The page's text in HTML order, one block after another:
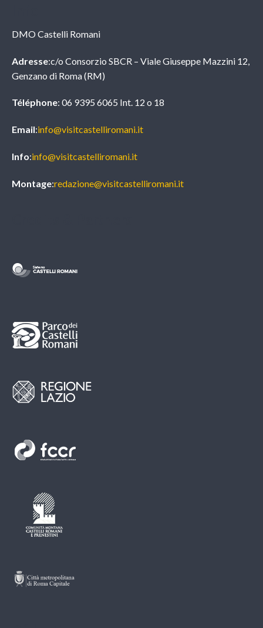
DMO Castelli Romani
Adresse:c/o Consorzio SBCR – Viale Giuseppe Mazzini 12,
Genzano di Roma (RM)
Téléphone: 06 9395 6065 Int. 12 o 18
Email:info@visitcastelliromani.it
Info:info@visitcastelliromani.it
Montage:redazione@visitcastelliromani.it